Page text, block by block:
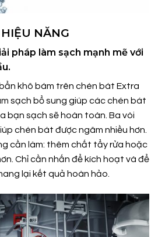
NĂNG
pháp làm sạch mạnh mẽ với
khô bám trên chén bát Extra
sạch bổ sung giúp các chén bát
bạn sạch sẽ hoàn toàn. Ba vòi
chén bát được ngâm nhiều hơn.
cần làm: thêm chất tẩy rửa hoặc
Chỉ cần nhấn để kích hoạt và để
lại kết quả hoàn hảo.